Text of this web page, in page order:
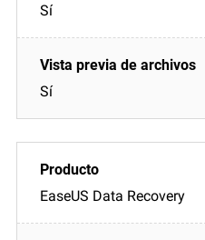
Sí
Sí
EaseUS Data Recovery